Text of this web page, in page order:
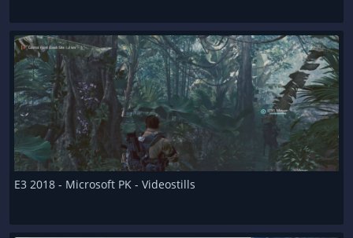
E3 2018 - Microsoft PK - Videostills